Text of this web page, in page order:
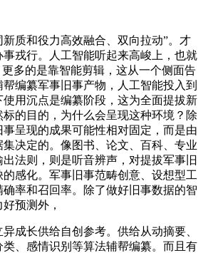
和役力高效融合、双向拉动”。才
戎行。人工智能听起来高峻上，也就
多的是靠智能剪辑，这从一个侧面告
编纂军事旧事产物，人工智能投入到
用沉点是编纂阶段，这为全面提拔新
的目的，为什么会呈现这种环境？除
呈现的成果可能性相对固定，而是由
决定的。像图书、论文、百科、专业
法则，则是听音辨声，对提拔军事旧
感化。军事旧事范畴创意、设想型工
率和召回率。除了做好旧事数据的智
预测外，
长供给自创参考。供给从动摘要、
、感情识别等算法辅帮编纂。而且有